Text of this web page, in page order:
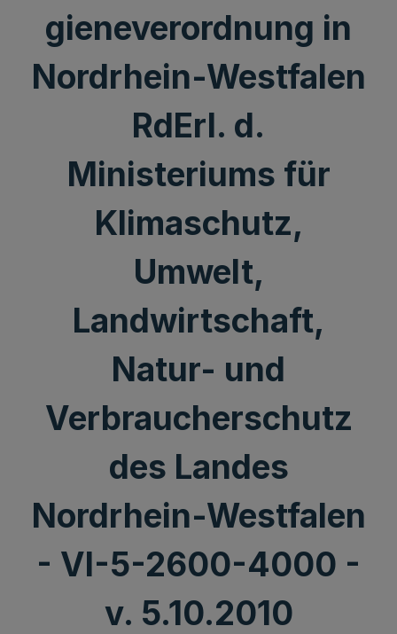
gieneverordnung in
Nordrhein-Westfalen
RdErl. d.
Ministeriums für
Klimaschutz,
Umwelt,
Landwirtschaft,
Natur- und
Verbraucherschutz
des Landes
Nordrhein-Westfalen
- VI-5-2600-4000 -
v. 5.10.2010